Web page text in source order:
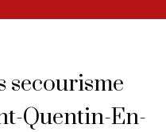
secourisme
Quentin-En-